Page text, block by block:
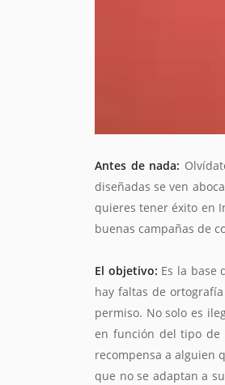
Antes de nada:
diseñadas se ven
quieres tener éxito en
buenas campañas de
El objetivo: Es la base
hay faltas de
permiso. No solo es
en función del tipo de
recompensa a alguien
que no se adaptan a